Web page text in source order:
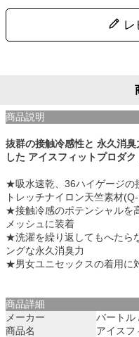
レ
商品説明
抜群の接触冷感性と 永久消
した アイスフィットプロダク
★吸水速乾、36ハイゲージの
トレッチナイロン天竺素材
★接触冷感のポテンシャルを
メッシュに装着
★洗濯を繰り返してもへたら
ングな永久消臭力
★男女ユニセックスの着用に
商品詳細
メーカー
バートル
商品名
アイスフ